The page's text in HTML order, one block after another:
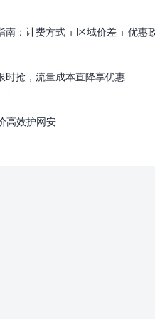
南：计费方式 + 区域价差 + 优惠
时抢，流量成本直降享优惠
高效护网安